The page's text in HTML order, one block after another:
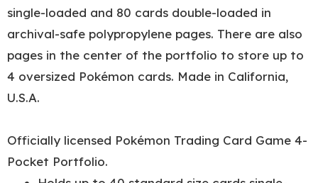
single-loaded and 80 cards double-loaded in
archival-safe polypropylene pages. There are also
pages in the center of the portfolio to store up to
4 oversized Pokémon cards. Made in California,
U.S.A.
Officially licensed Pokémon Trading Card Game 4-
Pocket Portfolio.